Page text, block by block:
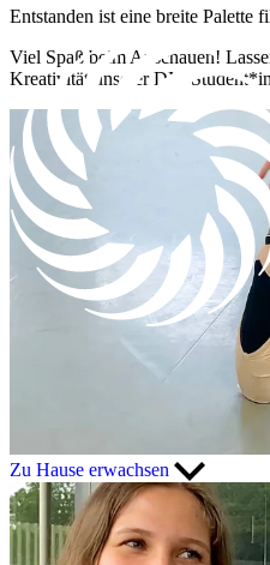
Entstanden ist eine breite Palette
Viel Spaß beim Anschauen!
Kreativität unserer DM-
Zu Hause erwachsen